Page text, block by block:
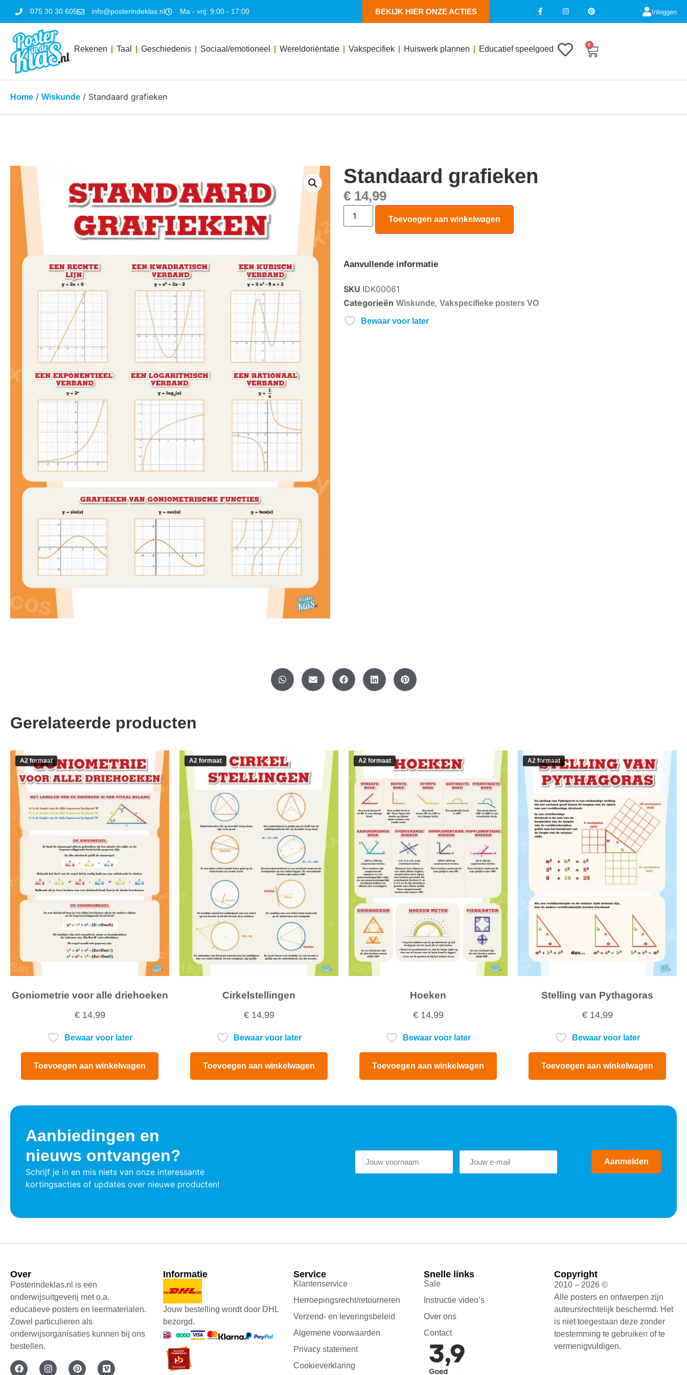
075 30 30 605 info@posterindeklas.nl Ma - vrij: 9:00 - 17:00 BEKIJK HIER ONZE ACTIES Inloggen
Rekenen Taal Geschiedenis Sociaal/emotioneel Wereldoriëntatie Vakspecifiek Huiswerk plannen Educatief speelgoed 0
Home / Wiskunde / Standaard grafieken
Standaard grafieken
€ 14,99
Toevoegen aan winkelwagen
Aanvullende informatie
SKU IDK00061
Categorieën Wiskunde, Vakspecifieke posters VO
Bewaar voor later
Gerelateerde producten
A2 formaat
Goniometrie voor alle driehoeken
€14,99
Bewaar voor later
Toevoegen aan winkelwagen
A2 formaat
Cirkelstellingen
€14,99
Bewaar voor later
Toevoegen aan winkelwagen
A2 formaat
Hoeken
€14,99
Bewaar voor later
Toevoegen aan winkelwagen
A2 formaat
Stelling van Pythagoras
€14,99
Bewaar voor later
Toevoegen aan winkelwagen
Aanbiedingen en
nieuws ontvangen?
Schrijf je in en mis niets van onze interessante
kortingsacties of updates over nieuwe producten!
Aanmelden
Over
Posterindeklas.nl is een
onderwijsuitgeverij met o.a.
educatieve posters en leermaterialen.
Zowel particulieren als
onderwijsorganisaties kunnen bij ons
bestellen.
Informatie
Jouw bestelling wordt door DHL
bezorgd.
Service
Klantenservice
Herroepingsrecht/retourneren
Verzend- en leveringsbeleid
Algemene voorwaarden
Privacy statement
Cookieverklaring
Snelle links
Sale
Instructie video’s
Over ons
Contact
Copyright
2010 – 2026 ©
Alle posters en ontwerpen zijn
auteursrechtelijk beschermd. Het
is niet toegestaan deze zonder
toestemming te gebruiken of te
vermenigvuldigen.